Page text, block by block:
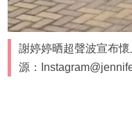
謝婷婷晒超聲波宣布
源：